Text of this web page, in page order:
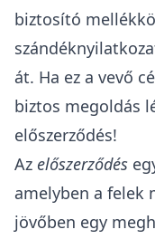
biztosító
át. Ha ez a vevő
biztos megoldás
előszerződés!
Az előszerződés
amelyben a felek
jövőben egy